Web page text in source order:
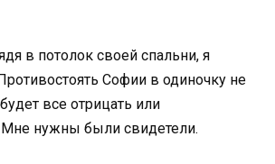
в потолок своей спальни, я
Софии в одиночку не
все отрицать или
нужны были свидетели.